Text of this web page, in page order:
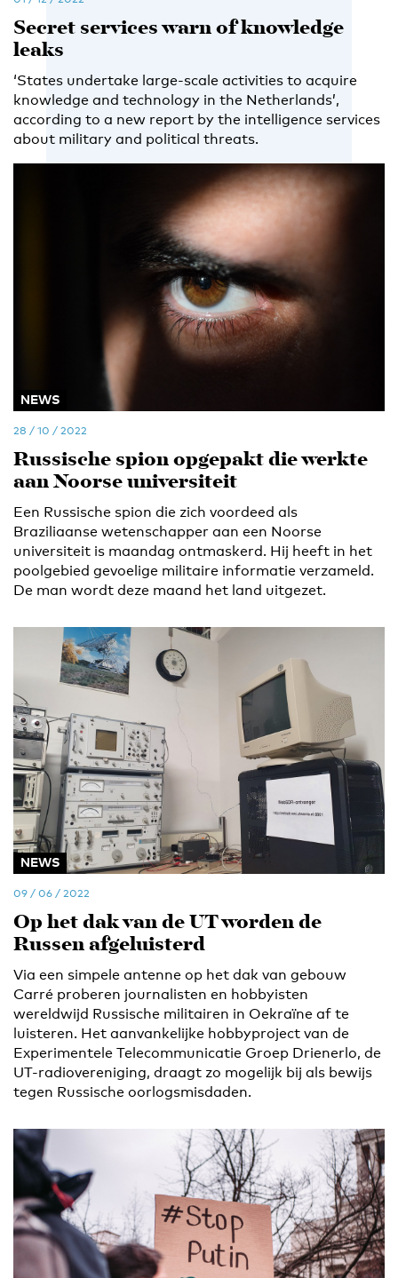
Secret services warn of knowledge
leaks
‘States undertake large-scale activities to acquire
knowledge and technology in the Netherlands’,
according to a new report by the intelligence services
about military and political threats.
NEWS
28 / 10 / 2022
Russische spion opgepakt die werkte
aan Noorse universiteit
Een Russische spion die zich voordeed als
Braziliaanse wetenschapper aan een Noorse
universiteit is maandag ontmaskerd. Hij heeft in het
poolgebied gevoelige militaire informatie verzameld.
De man wordt deze maand het land uitgezet.
NEWS
09 / 06 / 2022
Op het dak van de UT worden de
Russen afgeluisterd
Via een simpele antenne op het dak van gebouw
Carré proberen journalisten en hobbyisten
wereldwijd Russische militairen in Oekraïne af te
luisteren. Het aanvankelijke hobbyproject van de
Experimentele Telecommunicatie Groep Drienerlo, de
UT-radiovereniging, draagt zo mogelijk bij als bewijs
tegen Russische oorlogsmisdaden.